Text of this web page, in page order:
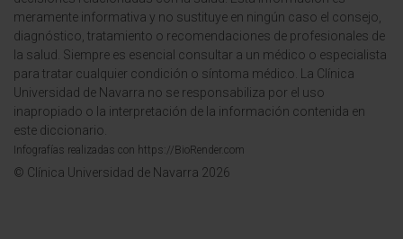
meramente informativa y no sustituye en ningún caso el consejo,
diagnóstico, tratamiento o recomendaciones de profesionales de
la salud. Siempre es esencial consultar a un médico o especialista
para tratar cualquier condición o síntoma médico. La Clínica
Universidad de Navarra no se responsabiliza por el uso
inapropiado o la interpretación de la información contenida en
este diccionario.
Infografías realizadas con https://BioRender.com
© Clínica Universidad de Navarra 2026